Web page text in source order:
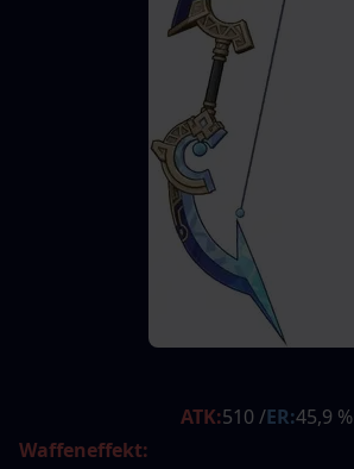
ATK:510 /ER:45,9 %
Waffeneffekt: